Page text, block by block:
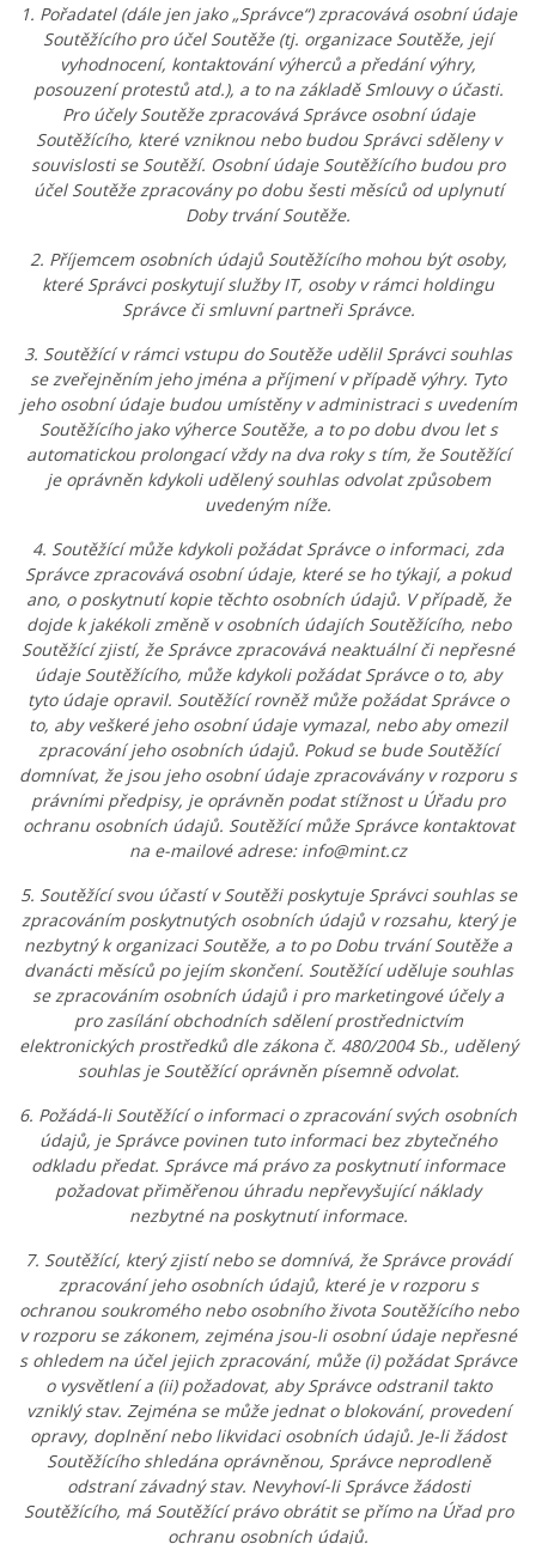
1. Pořadatel (dále jen jako „Správce“) zpracovává osobní údaje
Soutěžícího pro účel Soutěže (tj. organizace Soutěže, její
vyhodnocení, kontaktování výherců a předání výhry,
posouzení protestů atd.), a to na základě Smlouvy o účasti.
Pro účely Soutěže zpracovává Správce osobní údaje
Soutěžícího, které vzniknou nebo budou Správci sděleny v
souvislosti se Soutěží. Osobní údaje Soutěžícího budou pro
účel Soutěže zpracovány po dobu šesti měsíců od uplynutí
Doby trvání Soutěže.
2. Příjemcem osobních údajů Soutěžícího mohou být osoby,
které Správci poskytují služby IT, osoby v rámci holdingu
Správce či smluvní partneři Správce.
3. Soutěžící v rámci vstupu do Soutěže udělil Správci souhlas
se zveřejněním jeho jména a příjmení v případě výhry. Tyto
jeho osobní údaje budou umístěny v administraci s uvedením
Soutěžícího jako výherce Soutěže, a to po dobu dvou let s
automatickou prolongací vždy na dva roky s tím, že Soutěžící
je oprávněn kdykoli udělený souhlas odvolat způsobem
uvedeným níže.
4. Soutěžící může kdykoli požádat Správce o informaci, zda
Správce zpracovává osobní údaje, které se ho týkají, a pokud
ano, o poskytnutí kopie těchto osobních údajů. V případě, že
dojde k jakékoli změně v osobních údajích Soutěžícího, nebo
Soutěžící zjistí, že Správce zpracovává neaktuální či nepřesné
údaje Soutěžícího, může kdykoli požádat Správce o to, aby
tyto údaje opravil. Soutěžící rovněž může požádat Správce o
to, aby veškeré jeho osobní údaje vymazal, nebo aby omezil
zpracování jeho osobních údajů. Pokud se bude Soutěžící
domnívat, že jsou jeho osobní údaje zpracovávány v rozporu s
právními předpisy, je oprávněn podat stížnost u Úřadu pro
ochranu osobních údajů. Soutěžící může Správce kontaktovat
na e-mailové adrese: info@mint.cz
5. Soutěžící svou účastí v Soutěži poskytuje Správci souhlas se
zpracováním poskytnutých osobních údajů v rozsahu, který je
nezbytný k organizaci Soutěže, a to po Dobu trvání Soutěže a
dvanácti měsíců po jejím skončení. Soutěžící uděluje souhlas
se zpracováním osobních údajů i pro marketingové účely a
pro zasílání obchodních sdělení prostřednictvím
elektronických prostředků dle zákona č. 480/2004 Sb., udělený
souhlas je Soutěžící oprávněn písemně odvolat.
6. Požádá-li Soutěžící o informaci o zpracování svých osobních
údajů, je Správce povinen tuto informaci bez zbytečného
odkladu předat. Správce má právo za poskytnutí informace
požadovat přiměřenou úhradu nepřevyšující náklady
nezbytné na poskytnutí informace.
7. Soutěžící, který zjistí nebo se domnívá, že Správce provádí
zpracování jeho osobních údajů, které je v rozporu s
ochranou soukromého nebo osobního života Soutěžícího nebo
v rozporu se zákonem, zejména jsou-li osobní údaje nepřesné
s ohledem na účel jejich zpracování, může (i) požádat Správce
o vysvětlení a (ii) požadovat, aby Správce odstranil takto
vzniklý stav. Zejména se může jednat o blokování, provedení
opravy, doplnění nebo likvidaci osobních údajů. Je-li žádost
Soutěžícího shledána oprávněnou, Správce neprodleně
odstraní závadný stav. Nevyhoví-li Správce žádosti
Soutěžícího, má Soutěžící právo obrátit se přímo na Úřad pro
ochranu osobních údajů.